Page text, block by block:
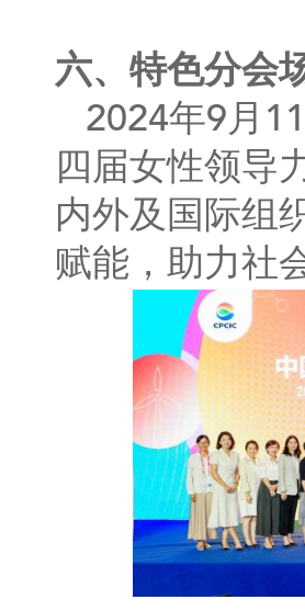
六、特色分会
2024年9月
四届女性领导
内外及国际组
赋能，助力社